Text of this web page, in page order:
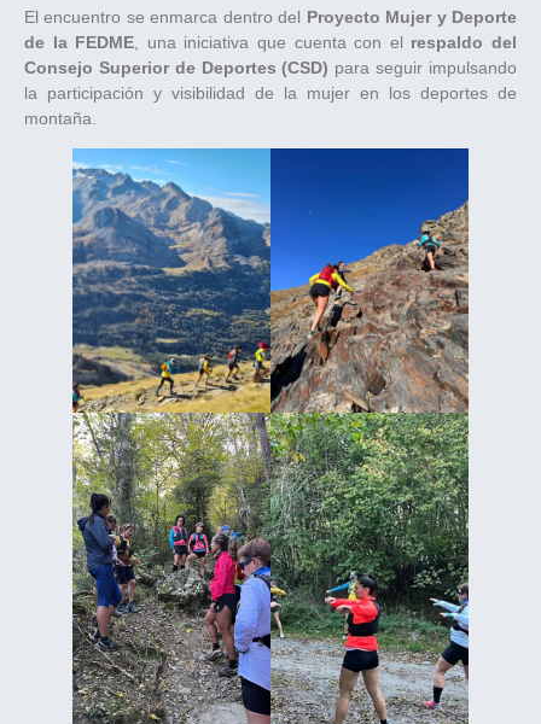
El encuentro se enmarca dentro del Proyecto Mujer y Deporte
de la FEDME , una iniciativa que cuenta con el respaldo del
Consejo Superior de Deportes (CSD) para seguir impulsando
la participación y visibilidad de la mujer en los deportes de
montaña.